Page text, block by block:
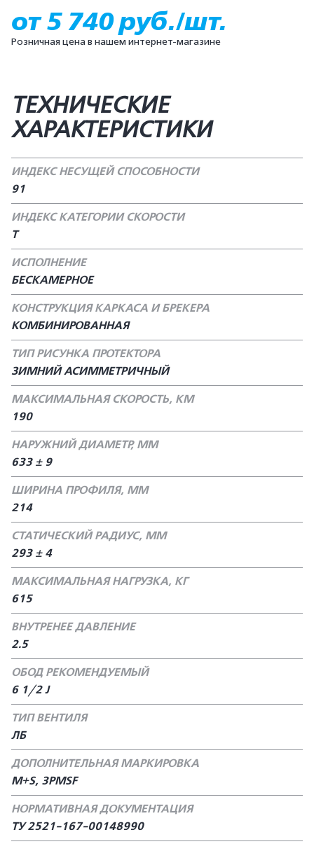
от 5 740 руб./шт.
Розничная цена в нашем интернет-магазине
ТЕХНИЧЕСКИЕ
ХАРАКТЕРИСТИКИ
ИНДЕКС НЕСУЩЕЙ СПОСОБНОСТИ
91
ИНДЕКС КАТЕГОРИИ СКОРОСТИ
T
ИСПОЛНЕНИЕ
БЕСКАМЕРНОЕ
КОНСТРУКЦИЯ КАРКАСА И БРЕКЕРА
КОМБИНИРОВАННАЯ
ТИП РИСУНКА ПРОТЕКТОРА
ЗИМНИЙ АСИММЕТРИЧНЫЙ
МАКСИМАЛЬНАЯ СКОРОСТЬ, КМ
190
НАРУЖНИЙ ДИАМЕТР, ММ
633 ± 9
ШИРИНА ПРОФИЛЯ, ММ
214
СТАТИЧЕСКИЙ РАДИУС, ММ
293 ± 4
МАКСИМАЛЬНАЯ НАГРУЗКА, КГ
615
ВНУТРЕНЕЕ ДАВЛЕНИЕ
2.5
ОБОД РЕКОМЕНДУЕМЫЙ
6 1/2 J
ТИП ВЕНТИЛЯ
ЛБ
ДОПОЛНИТЕЛЬНАЯ МАРКИРОВКА
M+S, 3PMSF
НОРМАТИВНАЯ ДОКУМЕНТАЦИЯ
ТУ 2521-167-00148990